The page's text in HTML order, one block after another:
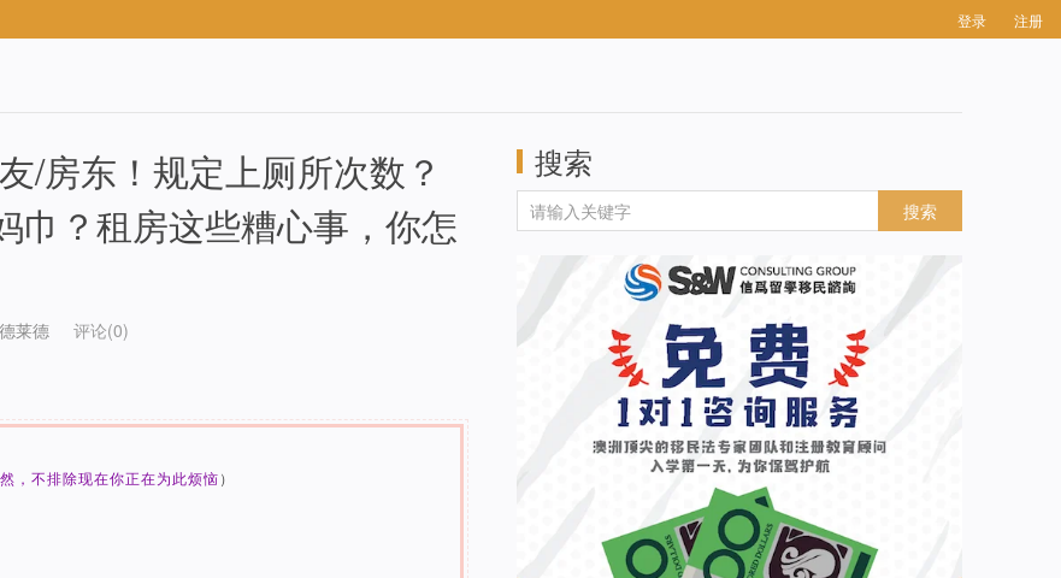
登录 注册
/房东！规定上厕所次数？
巾？租房这些糟心事，你怎
莱德 评论(0)
然，不排除现在你正在为此烦恼）
搜索